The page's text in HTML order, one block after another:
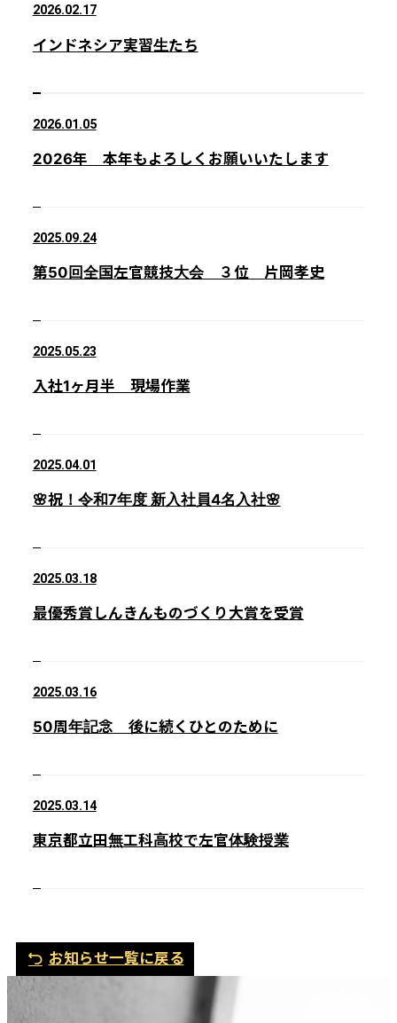
インドネシア実習生たち
2026.02.17
2026年 本年もよろしくお願いいたします
2026.01.05
第50回全国左官競技大会 ３位 片岡孝史
2025.09.24
入社1ヶ月半 現場作業
2025.05.23
🌸祝！令和7年度 新入社員4名入社🌸
2025.04.01
最優秀賞しんきんものづくり大賞を受賞
2025.03.18
50周年記念 後に続くひとのために
2025.03.16
東京都立田無工科高校で左官体験授業
2025.03.14
お知らせ一覧に戻る
電
メ